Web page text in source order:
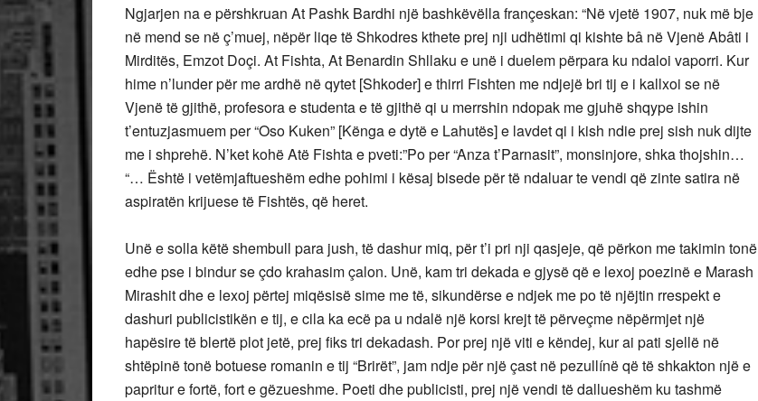
Ngjarjen na e përshkruan At Pashk Bardhi një bashkëvëlla françeskan: “Në vjetë 1907, nuk më bje
në mend se në ç’muej, nëpër liqe të Shkodres kthete prej nji udhëtimi qi kishte bâ në Vjenë Abâti i
Mirditës, Emzot Doçi. At Fishta, At Benardin Shllaku e unë i duelem përpara ku ndaloi vaporri. Kur
hime n’lunder për me ardhë në qytet [Shkoder] e thirri Fishten me ndjejë bri tij e i kallxoi se në
Vjenë të gjithë, profesora e studenta e të gjithë qi u merrshin ndopak me gjuhë shqype ishin
t’entuzjasmuem per “Oso Kuken” [Kënga e dytë e Lahutës] e lavdet qi i kish ndie prej sish nuk dijte
me i shprehë. N’ket kohë Atë Fishta e pveti:”Po per “Anza t’Parnasit”, monsinjore, shka thojshin…
“… Është i vetëmjaftueshëm edhe pohimi i kësaj bisede për të ndaluar te vendi që zinte satira në
aspiratën krijuese të Fishtës, që heret.
Unë e solla këtë shembull para jush, të dashur miq, për t’i pri nji qasjeje, që përkon me takimin tonë
edhe pse i bindur se çdo krahasim çalon. Unë, kam tri dekada e gjysë që e lexoj poezinë e Marash
Mirashit dhe e lexoj përtej miqësisë sime me të, sikundërse e ndjek me po të njëjtin rrespekt e
dashuri publicistikën e tij, e cila ka ecë pa u ndalë një korsi krejt të përveçme nëpërmjet një
hapësire të blertë plot jetë, prej fiks tri dekadash. Por prej një viti e këndej, kur ai pati sjellë në
shtëpinë tonë botuese romanin e tij “Brirët”, jam ndje për një çast në pezullínë që të shkakton një e
papritur e fortë, fort e gëzueshme. Poeti dhe publicisti, prej një vendi të dallueshëm ku tashmë